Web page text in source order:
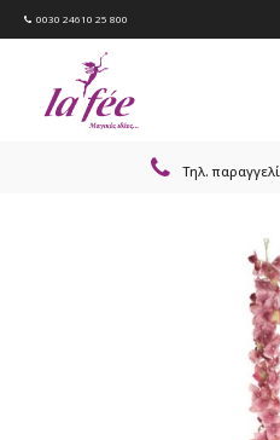
0030 24610 25 800
Τηλ.